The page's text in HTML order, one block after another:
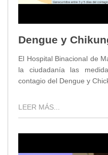
Dengue y
El Hospital Binacional de
la ciudadanía las
contagio del Dengue y
LEER MÁS...